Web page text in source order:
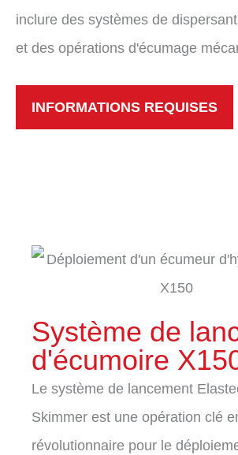
inclure des systèmes de
et des opérations d'écumage
INFORMATIONS REQUISES
Système de
d'écumoire
Le système de lancement
Skimmer est une opération clé
révolutionnaire pour le